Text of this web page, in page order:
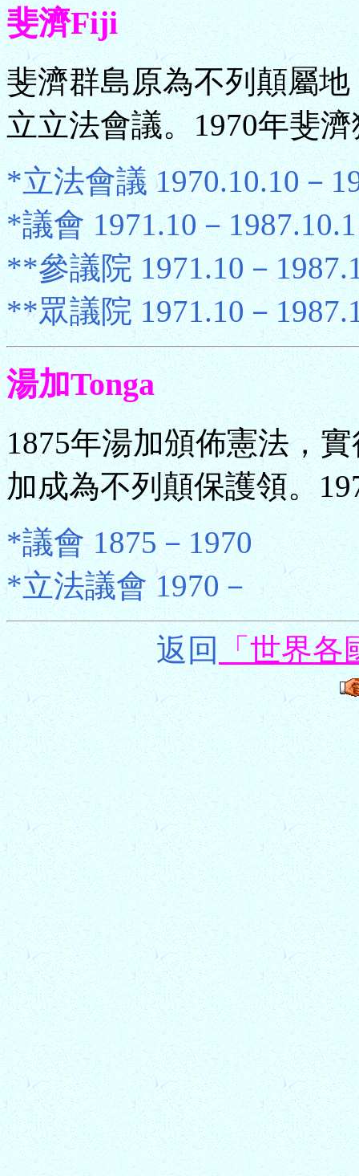
斐濟Fiji
斐濟群島原為不列顛屬
立立法會議。1970年斐
*立法會議 1970.10.10－
*議會 1971.10－
**參議院 1971.10－
**眾議院 1971.10－
湯加Tonga
1875年湯加頒佈憲法，
加成為不列顛保護領。
*議會 1875－1970
*立法議會 1970－
返回「世界各